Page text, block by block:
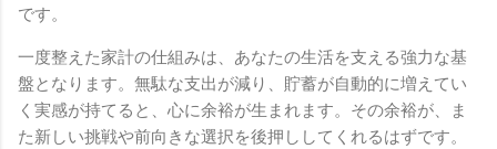
です。
一度整えた家計の仕組みは、あなたの生活を支える強力な基
盤となります。無駄な支出が減り、貯蓄が自動的に増えてい
く実感が持てると、心に余裕が生まれます。その余裕が、ま
た新しい挑戦や前向きな選択を後押ししてくれるはずです。